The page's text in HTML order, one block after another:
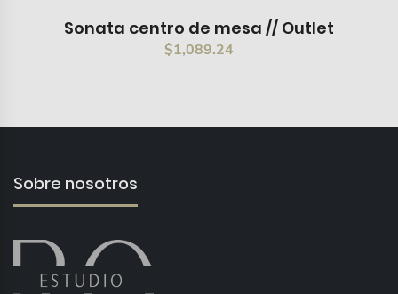
Sonata centro de mesa // Outlet
$1,089.24
Sobre nosotros